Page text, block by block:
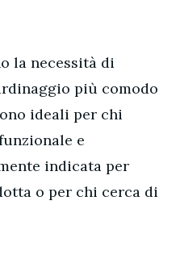
la necessità di
più comodo
ideali per chi
e
indicata per
o per chi cerca di